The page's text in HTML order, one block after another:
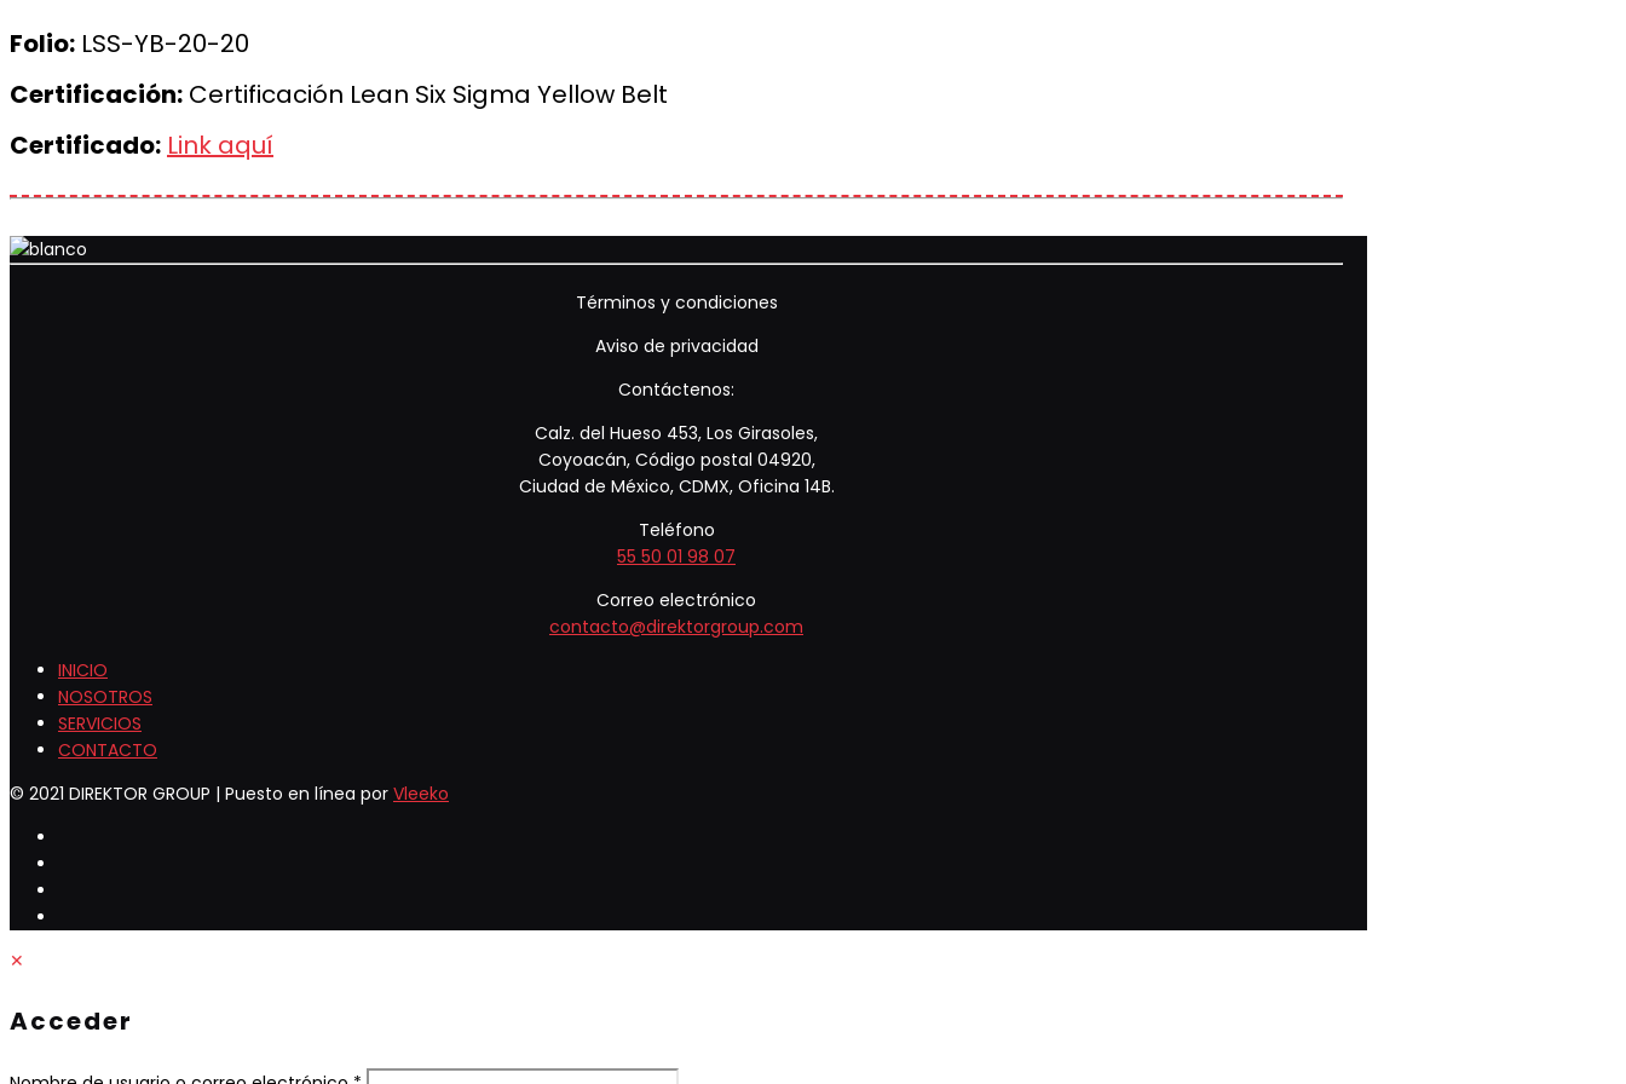
Folio: LSS-YB-20-20
Certificación: Certificación Lean Six Sigma Yellow Belt
Certificado: Link aquí
Términos y condiciones
Aviso de privacidad
Contáctenos:
Calz. del Hueso 453, Los Girasoles,
Coyoacán, Código postal 04920,
Ciudad de México, CDMX, Oficina 14B.
Teléfono
55 50 01 98 07
Correo electrónico
contacto@direktorgroup.com
INICIO
NOSOTROS
SERVICIOS
CONTACTO
© 2021 DIREKTOR GROUP | Puesto en línea por Vleeko
✕
Acceder